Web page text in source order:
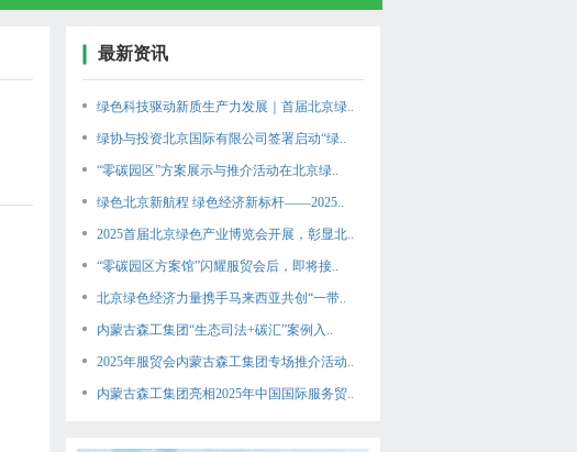
最新资讯
绿色科技驱动新质生产力发展｜首届北京绿..
绿协与投资北京国际有限公司签署启动“绿..
“零碳园区”方案展示与推介活动在北京绿..
绿色北京新航程 绿色经济新标杆——2025..
2025首届北京绿色产业博览会开展，彰显北..
“零碳园区方案馆”闪耀服贸会后，即将接..
北京绿色经济力量携手马来西亚共创“一带..
内蒙古森工集团“生态司法+碳汇”案例入..
2025年服贸会内蒙古森工集团专场推介活动..
内蒙古森工集团亮相2025年中国国际服务贸..